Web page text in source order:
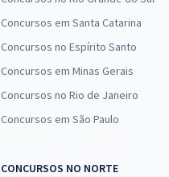
Concursos em Santa Catarina
Concursos no Espírito Santo
Concursos em Minas Gerais
Concursos no Rio de Janeiro
Concursos em São Paulo
CONCURSOS NO NORTE